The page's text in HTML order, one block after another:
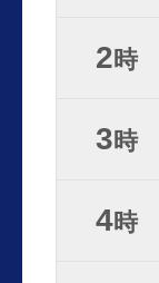
2時
3時
4時